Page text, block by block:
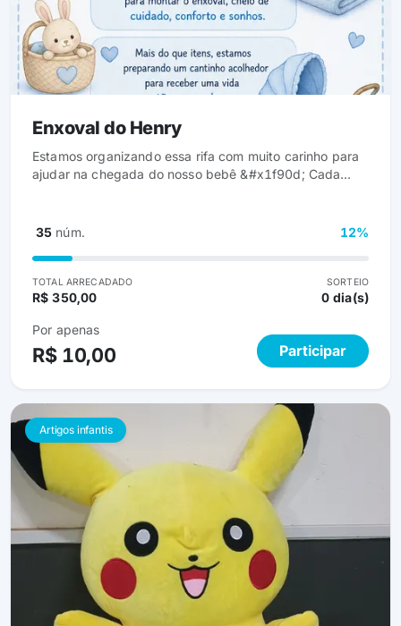
Enxoval do Henry
Estamos organizando essa rifa com muito carinho para
ajudar na chegada do nosso bebê &#x1f90d; Cada
sonhos. Mais do que itens, estamos preparando um
esperada. A sua participação faz parte desse começo
tão especial. Obrigada por fazer parte desse momento
com a gente ✨
35 núm. 12%
TOTAL ARRECADADO
R$ 350,00
SORTEIO
0 dia(s)
Por apenas
R$ 10,00 Participar
Artigos infantis